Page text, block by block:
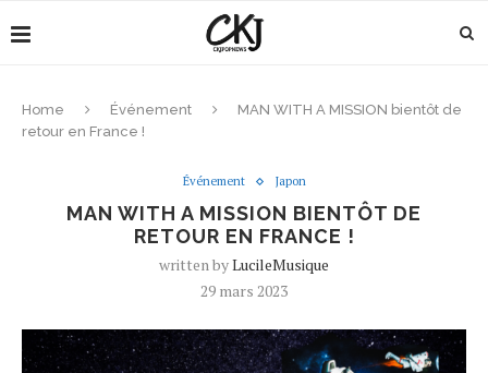
Home Événement
MAN WITH A MISSION bientôt de
retour en France !
Événement Japon
MAN WITH A MISSION BIENTÔT DE
RETOUR EN FRANCE !
written byLucileMusique
29 mars 2023